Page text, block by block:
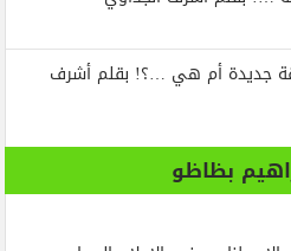
جديدة أم هي …؟! بقلم أشرف
بظاظو